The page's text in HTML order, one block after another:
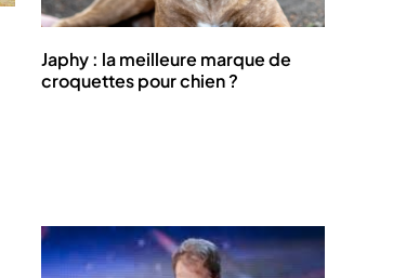
Japhy : la meilleure marque de
croquettes pour chien ?